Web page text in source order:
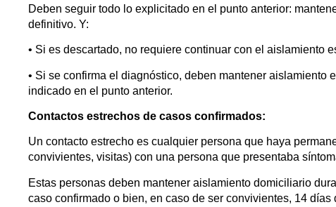
Deben seguir todo lo explicitado en el punto anterior:
definitivo. Y:
• Si es descartado, no requiere continuar con el aislamiento
• Si se confirma el diagnóstico, deben mantener aislamiento
indicado en el punto anterior.
Contactos estrechos de casos confirmados:
Un contacto estrecho es cualquier persona que haya
convivientes, visitas) con una persona que presentaba
Estas personas deben mantener aislamiento domiciliario
caso confirmado o bien, en caso de ser convivientes, 14